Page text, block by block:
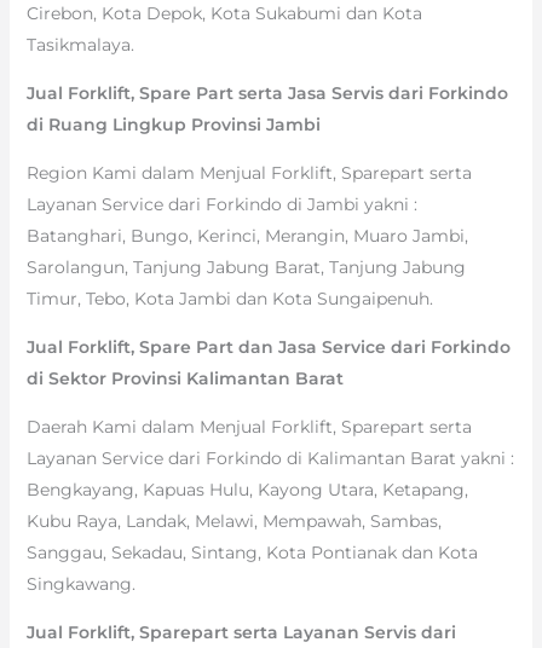
Cirebon, Kota Depok, Kota Sukabumi dan Kota
Tasikmalaya.
Jual Forklift, Spare Part serta Jasa Servis dari Forkindo
di Ruang Lingkup Provinsi Jambi
Region Kami dalam Menjual Forklift, Sparepart serta
Layanan Service dari Forkindo di Jambi yakni :
Batanghari, Bungo, Kerinci, Merangin, Muaro Jambi,
Sarolangun, Tanjung Jabung Barat, Tanjung Jabung
Timur, Tebo, Kota Jambi dan Kota Sungaipenuh.
Jual Forklift, Spare Part dan Jasa Service dari Forkindo
di Sektor Provinsi Kalimantan Barat
Daerah Kami dalam Menjual Forklift, Sparepart serta
Layanan Service dari Forkindo di Kalimantan Barat yakni :
Bengkayang, Kapuas Hulu, Kayong Utara, Ketapang,
Kubu Raya, Landak, Melawi, Mempawah, Sambas,
Sanggau, Sekadau, Sintang, Kota Pontianak dan Kota
Singkawang.
Jual Forklift, Sparepart serta Layanan Servis dari